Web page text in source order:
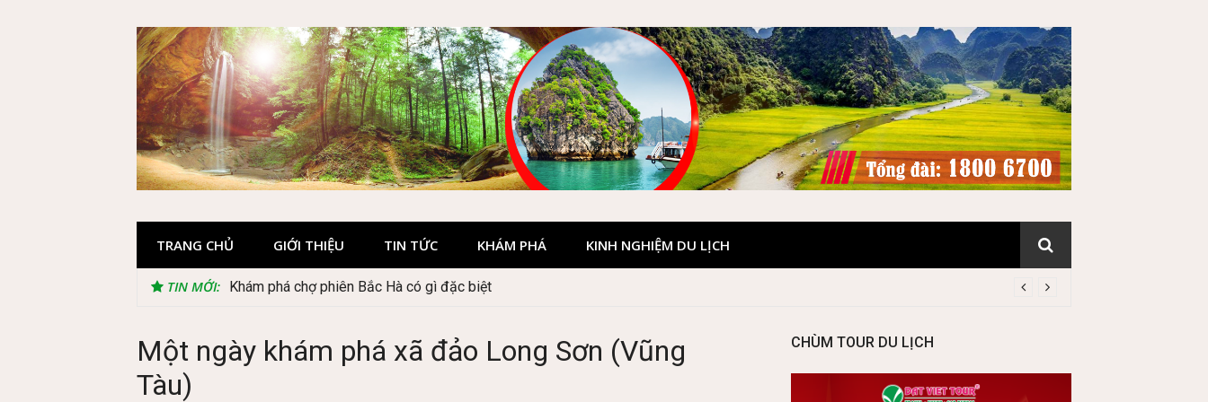
TRANG CHỦ GIỚI THIỆU TIN TỨC KHÁM PHÁ KINH NGHIỆM DU LỊCH
TIN MỚI: Khám phá chợ phiên Bắc Hà có gì đặc biệt
Một ngày khám phá xã đảo Long Sơn (Vũng
Tàu)
CHÙM TOUR DU LỊCH